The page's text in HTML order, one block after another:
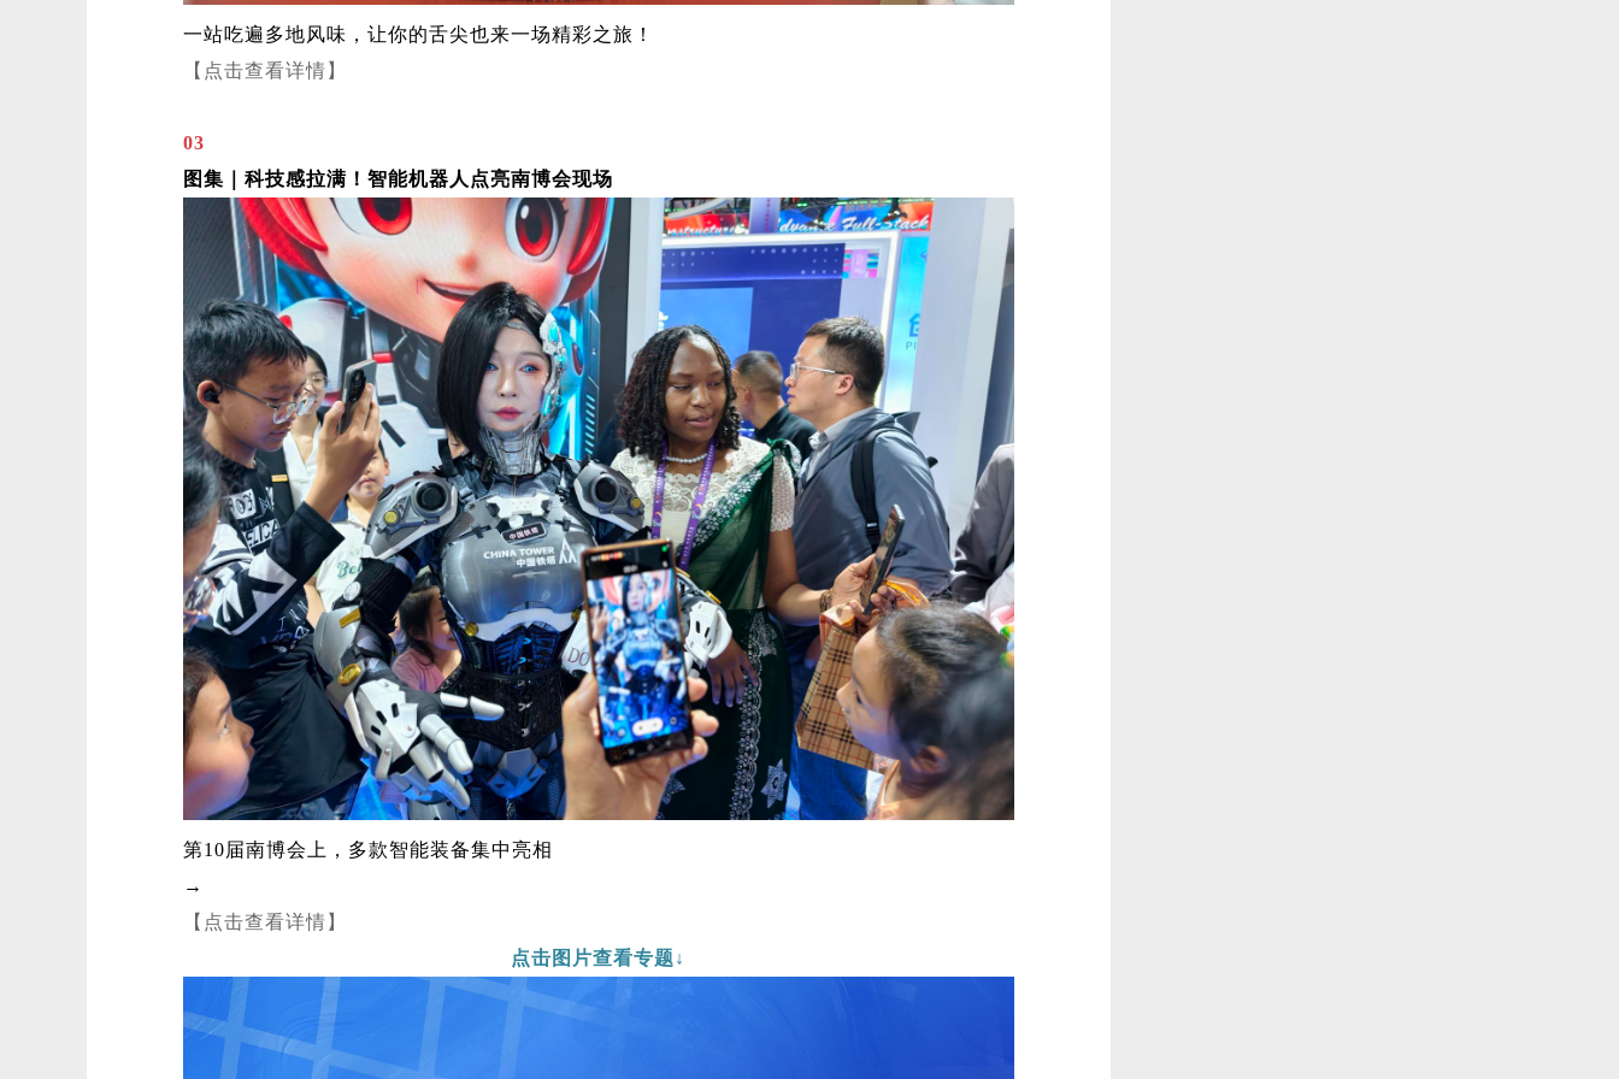
一站吃遍多地风味，让你的舌尖也来一场精彩之旅！
【点击查看详情】
03
图集｜科技感拉满！智能机器人点亮南博会现场
第10届南博会上，多款智能装备集中亮相
→
【点击查看详情】
点击图片查看专题↓